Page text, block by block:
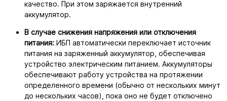
качество. При этом заряжается внутренний
аккумулятор.
В случае снижения напряжения или отключения
питания: ИБП автоматически переключает источник
питания на заряженный аккумулятор, обеспечивая
устройство электрическим питанием. Аккумуляторы
обеспечивают работу устройства на протяжении
определенного времени (обычно от нескольких минут
до нескольких часов), пока оно не будет отключено